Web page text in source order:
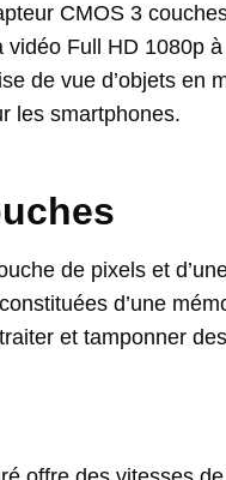
CMOS 3
Full HD 1080p
de vue d’objets en
les smartphones.
de pixels et
d’une
et tamponner